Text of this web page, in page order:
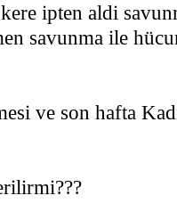
ipten aldi
savunma ile
ve son hafta